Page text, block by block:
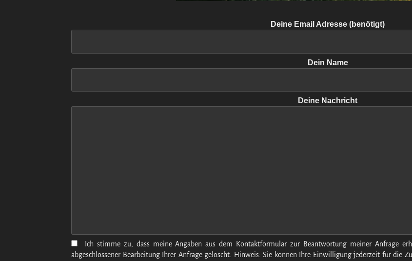
Deine Email Adresse (benötigt)
Dein Name
Deine Nachricht
Ich stimme zu, dass meine Angaben aus dem Kontaktformular zur Beantwortung meiner Anfrage
abgeschlossener Bearbeitung Ihrer Anfrage gelöscht. Hinweis: Sie können Ihre Einwilligung jederzeit für die